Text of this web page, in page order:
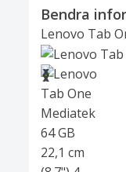
Bendra
Lenovo Tab
Slide 1 of 14
❮
❯